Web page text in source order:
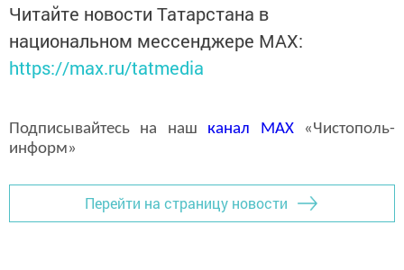
Читайте новости Татарстана в
национальном мессенджере MАХ:
https://max.ru/tatmedia
Подписывайтесь на наш канал MAX«Чистополь-
информ»
Перейти на страницу новости